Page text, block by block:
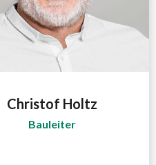
Christof Holtz
Bauleiter